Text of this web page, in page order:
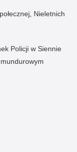
Nieletnich
Policji w Siennie